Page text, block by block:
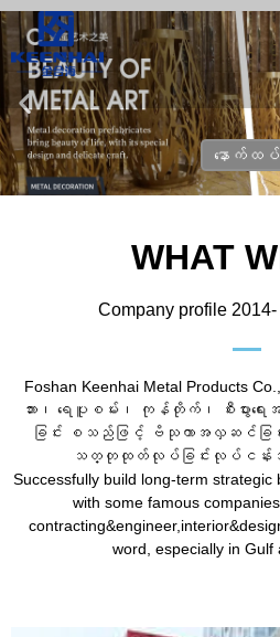
နောက်ထပ်
WHAT
Company profile 2014-
Foshan Keenhai Metal Products
ဘား၊ ရေပူစမ်း၊ ကုန်တိုက်၊ စီးပွားရ
ခြင်း စသည်ဖြင့် ဗိသုကာအလှဆင်ခြင်း
သတ္တုထုတ်လုပ်ခြင်းလုပ်ငန်းအတွ
Successfully build long-term strategic
with some famous
word, especially in Gulf